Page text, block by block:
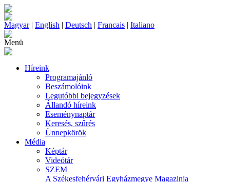
Magyar| English | Deutsch | Francais | Italiano
Menü
Híreink
Programajánló
Beszámolóink
Legutóbbi bejegyzések
Állandó híreink
Eseménynaptár
Keresés, szűrés
Ünnepkörök
Média
Képtár
Videótár
SZEM
A Székesfehérvári Egyházmegye Magazinja